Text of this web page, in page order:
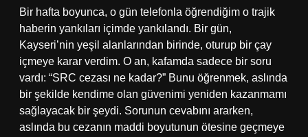
Bir hafta boyunca, o gün telefonla öğrendiğim o trajik
haberin yankıları içimde yankılandı. Bir gün,
Kayseri’nin yeşil alanlarından birinde, oturup bir çay
içmeye karar verdim. O an, kafamda sadece bir soru
vardı: “SRC cezası ne kadar?” Bunu öğrenmek, aslında
bir şekilde kendime olan güvenimi yeniden kazanmamı
sağlayacak bir şeydi. Sorunun cevabını ararken,
aslında bu cezanın maddi boyutunun ötesine geçmeye